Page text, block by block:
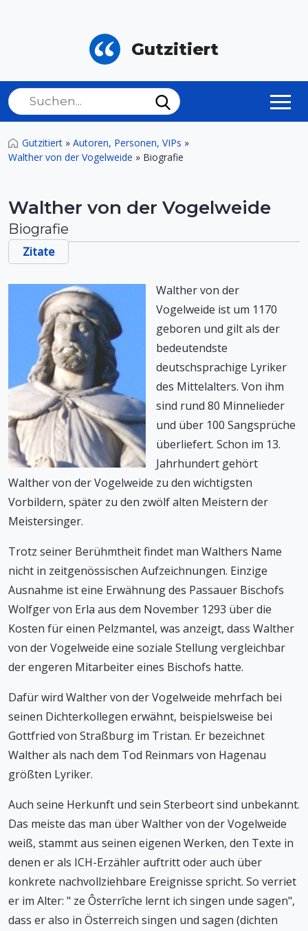
Gutzitiert
Gutzitiert » Autoren, Personen, VIPs »
Walther von der Vogelweide » Biografie
Walther von der Vogelweide
Biografie
Zitate
Walther von der
Vogelweide ist um 1170
geboren und gilt als der
bedeutendste
deutschsprachige Lyriker
des Mittelalters. Von ihm
sind rund 80 Minnelieder
und über 100 Sangsprüche
überliefert. Schon im 13.
Jahrhundert gehört
Walther von der Vogelweide zu den wichtigsten
Vorbildern, später zu den zwölf alten Meistern der
Meistersinger.
Trotz seiner Berühmtheit findet man Walthers Name
nicht in zeitgenössischen Aufzeichnungen. Einzige
Ausnahme ist eine Erwähnung des Passauer Bischofs
Wolfger von Erla aus dem November 1293 über die
Kosten für einen Pelzmantel, was anzeigt, dass Walther
von der Vogelweide eine soziale Stellung vergleichbar
der engeren Mitarbeiter eines Bischofs hatte.
Dafür wird Walther von der Vogelweide mehrfach bei
seinen Dichterkollegen erwähnt, beispielsweise bei
Gottfried von Straßburg im Tristan. Er bezeichnet
Walther als nach dem Tod Reinmars von Hagenau
größten Lyriker.
Auch seine Herkunft und sein Sterbeort sind unbekannt.
Das meiste das man über Walther von der Vogelweide
weiß, stammt aus seinen eigenen Werken, den Texte in
denen er als ICH-Erzähler auftritt oder auch über
konkrete nachvollziehbare Ereignisse spricht. So verriet
er im Alter: " ze Ôsterrîche lernt ich singen unde sagen",
dass er also in Österreich singen und sagen (dichten